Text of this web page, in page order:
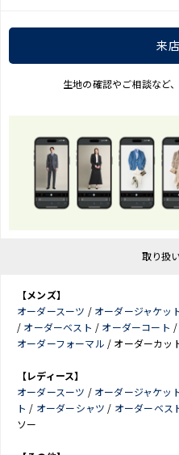
来
生地の確認やご相談など
取り扱
【メンズ】
オーダースーツ / オーダージャケッ
/ オーダーベスト / オーダーコート /
オーダーフォーマル / オーダーカッ
【レディース】
オーダースーツ / オーダージャケッ
ト / オーダーシャツ / オーダーベス
ソー